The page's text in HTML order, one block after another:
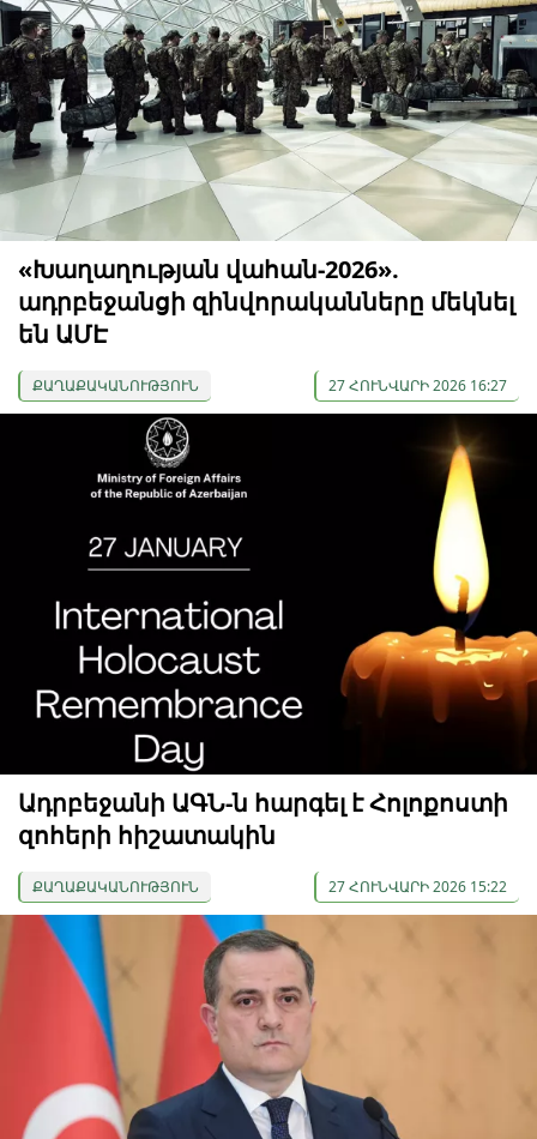
«Խաղաղության վահան-2026».
ադրբեջանցի զինվորականները մեկնել
են ԱՄԷ
ՔԱՂԱՔԱԿԱՆՈՒԹՅՈՒՆ 27 ՀՈՒՆՎԱՐԻ 2026 16:27
Ադրբեջանի ԱԳՆ-ն հարգել է Հոլոքոստի
զոհերի հիշատակին
ՔԱՂԱՔԱԿԱՆՈՒԹՅՈՒՆ 27 ՀՈՒՆՎԱՐԻ 2026 15:22